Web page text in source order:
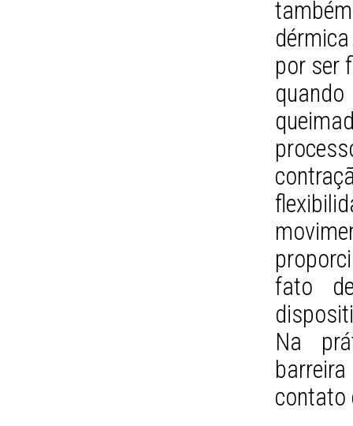
por ser
fato
Na
contato